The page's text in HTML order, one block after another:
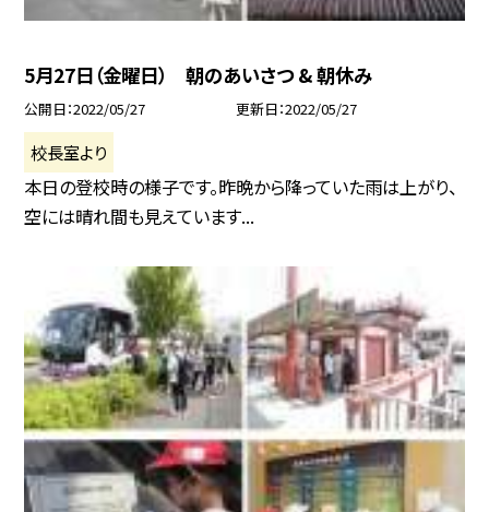
5月27日（金曜日） 朝のあいさつ & 朝休み
公開日 2022/05/27 更新日 2022/05/27
校長室より
本日の登校時の様子です。昨晩から降っていた雨は上がり、
空には晴れ間も見えています...